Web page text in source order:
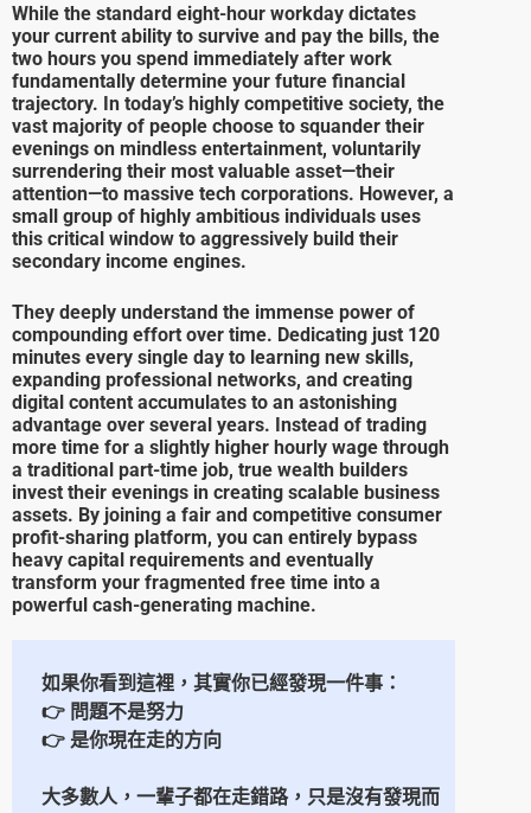
While the standard eight-hour workday dictates
your current ability to survive and pay the bills, the
two hours you spend immediately after work
fundamentally determine your future financial
trajectory. In today’s highly competitive society, the
vast majority of people choose to squander their
evenings on mindless entertainment, voluntarily
surrendering their most valuable asset—their
attention—to massive tech corporations. However, a
small group of highly ambitious individuals uses
this critical window to aggressively build their
secondary income engines.
They deeply understand the immense power of
compounding effort over time. Dedicating just 120
minutes every single day to learning new skills,
expanding professional networks, and creating
digital content accumulates to an astonishing
advantage over several years. Instead of trading
more time for a slightly higher hourly wage through
a traditional part-time job, true wealth builders
invest their evenings in creating scalable business
assets. By joining a fair and competitive consumer
profit-sharing platform, you can entirely bypass
heavy capital requirements and eventually
transform your fragmented free time into a
powerful cash-generating machine.
如果你看到這裡，其實你已經發現一件事：
👉 問題不是努力
👉 是你現在走的方向
大多數人，一輩子都在走錯路， 只是沒有發現而